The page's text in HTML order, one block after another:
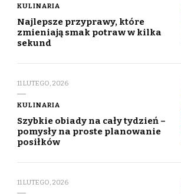
KULINARIA
Najlepsze przyprawy, które
zmieniają smak potraw w kilka
sekund
11 LUTEGO, 2026
KULINARIA
Szybkie obiady na cały tydzień –
pomysły na proste planowanie
posiłków
11 LUTEGO, 2026